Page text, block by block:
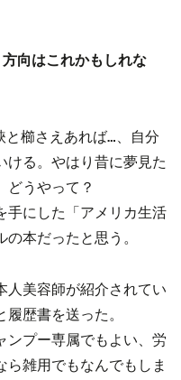
向はこれかもしれな
櫛さえあれば…、自分
ける。やはり昔に夢見た
どうやって？
手にした「アメリカ生活
本だったと思う。
人美容師が紹介されてい
歴書を送った。
ンプー専属でもよい、労
雑用でもなんでもしま